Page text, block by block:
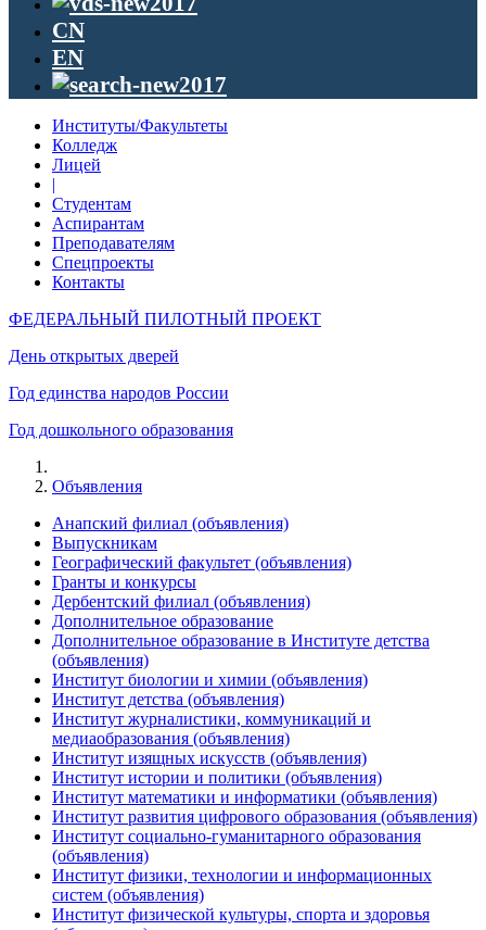
CN
EN
Институты/Факультеты
Колледж
Лицей
|
Студентам
Аспирантам
Преподавателям
Спецпроекты
Контакты
ФЕДЕРАЛЬНЫЙ ПИЛОТНЫЙ ПРОЕКТ
День открытых дверей
Год единства народов России
Год дошкольного образования
Объявления
Анапский филиал (объявления)
Выпускникам
Географический факультет (объявления)
Гранты и конкурсы
Дербентский филиал (объявления)
Дополнительное образование
Дополнительное образование в Институте детства
(объявления)
Институт биологии и химии (объявления)
Институт детства (объявления)
Институт журналистики, коммуникаций и
медиаобразования (объявления)
Институт изящных искусств (объявления)
Институт истории и политики (объявления)
Институт математики и информатики (объявления)
Институт развития цифрового образования (объявления)
Институт социально-гуманитарного образования
(объявления)
Институт физики, технологии и информационных
систем (объявления)
Институт физической культуры, спорта и здоровья